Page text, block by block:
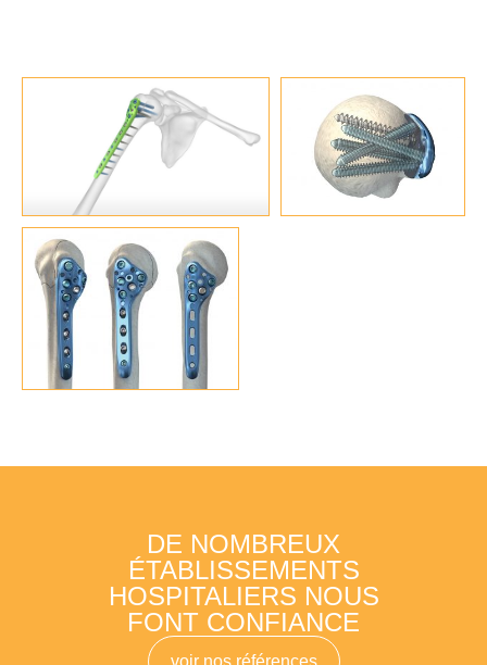
DE NOMBREUX
ÉTABLISSEMENTS
HOSPITALIERS NOUS
FONT CONFIANCE
voir nos références